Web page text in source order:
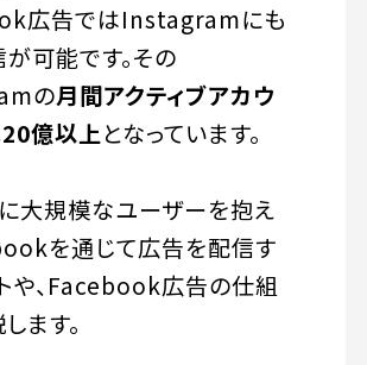
広告ではInstagramにも
可能です。その
の月間アクティブアカウ
億以上となっています。
大規模なユーザーを抱え
を通じて広告を配信す
や、Facebook広告の仕組
ます。